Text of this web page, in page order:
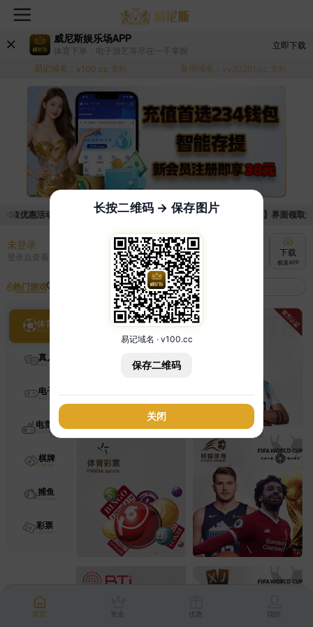
威尼斯娱乐场APP
体育下单，电子游艺等尽在一手掌握
立即下载
易记域名： v100.cc 复制 备用域名： vv20261.cc 复制
取优惠活动的手续麻烦，已新增优惠系统，现在可以前往【福利中心】界面领取
未登录
登录后查看 充值
快速到账
下载
极速APP
热门游戏
体育
真人
电子
电竞
棋牌
捕鱼
彩票
首页 资金 优惠 我的
长按二维码 → 保存图片
易记域名 · v100.cc
保存二维码
关闭